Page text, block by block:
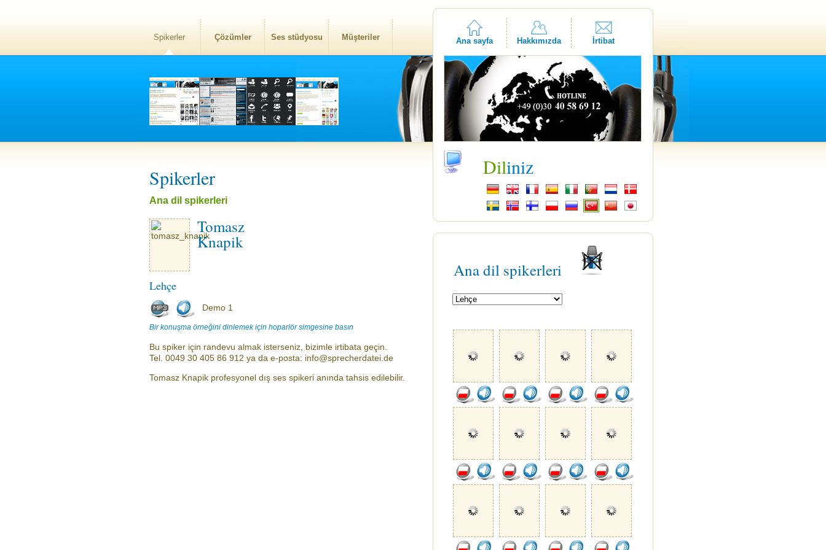
Spikerler Çözümler Ses stüdyosu Müşteriler Ana sayfa Hakkımızda İrtibat
Spikerler
Ana dil spikerleri
Tomasz
Knapik
Lehçe
Demo 1
Bir konuşma örneğini dinlemek için hoparlör simgesine basın
Bu spiker için randevu almak isterseniz, bizimle irtibata geçin.
Tel. 0049 30 405 86 912 ya da e-posta: info@sprecherdatei.de
Tomasz Knapik profesyonel dış ses spikeri anında tahsis edilebilir.
Diliniz
Ana dil spikerleri